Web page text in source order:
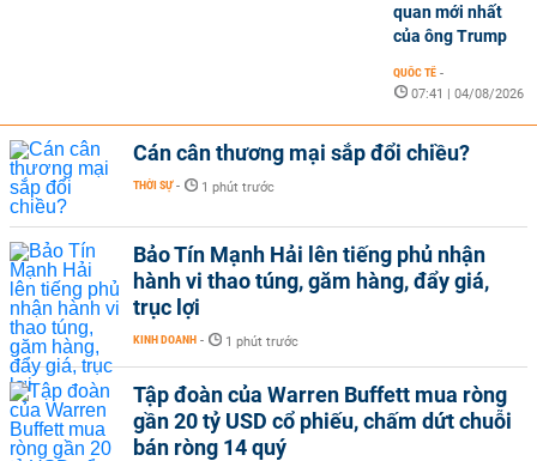
quan mới nhất
của ông Trump
QUỐC TẾ -
07:41 | 04/08/2026
Cán cân thương mại sắp đổi chiều?
THỜI SỰ - 1 phút trước
Bảo Tín Mạnh Hải lên tiếng phủ nhận
hành vi thao túng, găm hàng, đẩy giá,
trục lợi
KINH DOANH - 1 phút trước
Tập đoàn của Warren Buffett mua ròng
gần 20 tỷ USD cổ phiếu, chấm dứt chuỗi
bán ròng 14 quý